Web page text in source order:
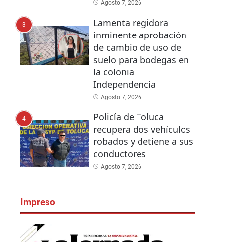
Agosto 7, 2026
3
Lamenta regidora
inminente aprobación
de cambio de uso de
suelo para bodegas en
la colonia
Independencia
Agosto 7, 2026
4
Policía de Toluca
recupera dos vehículos
robados y detiene a sus
conductores
Agosto 7, 2026
Impreso